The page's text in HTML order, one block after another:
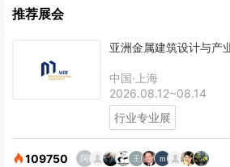
推荐展会
亚洲金属建筑设计与产
中国·上海
2026.08.12~08.14
行业专业展
109750